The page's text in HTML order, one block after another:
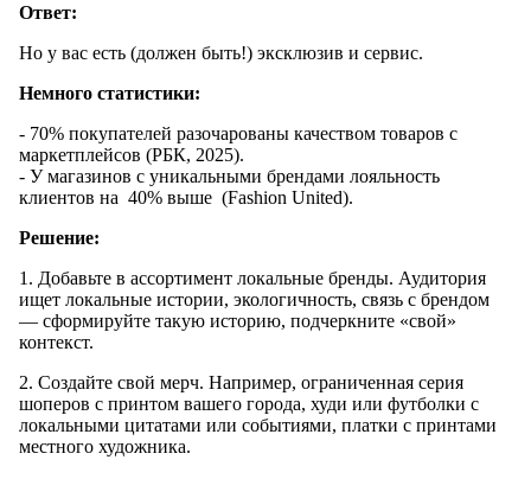
Ответ:
Но у вас есть (должен быть!) эксклюзив и сервис.
Немного статистики:
- 70% покупателей разочарованы качеством товаров с
маркетплейсов (РБК, 2025).
- У магазинов с уникальными брендами лояльность
клиентов на 40% выше (Fashion United).
Решение:
1. Добавьте в ассортимент локальные бренды. Аудитория
ищет локальные истории, экологичность, связь с брендом
— сформируйте такую историю, подчеркните «свой»
контекст.
2. Создайте свой мерч. Например, ограниченная серия
шоперов с принтом вашего города, худи или футболки с
локальными цитатами или событиями, платки с принтами
местного художника.